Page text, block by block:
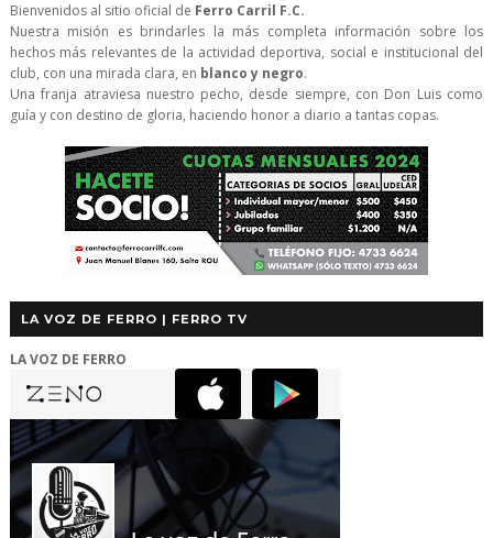
Bienvenidos al sitio oficial de Ferro Carril F.C.
Nuestra misión es brindarles la más completa información sobre los
hechos más relevantes de la actividad deportiva, social e institucional del
club, con una mirada clara, en blanco y negro.
Una franja atraviesa nuestro pecho, desde siempre, con Don Luis como
guía y con destino de gloria, haciendo honor a diario a tantas copas.
LA VOZ DE FERRO | FERRO TV
LA VOZ DE FERRO